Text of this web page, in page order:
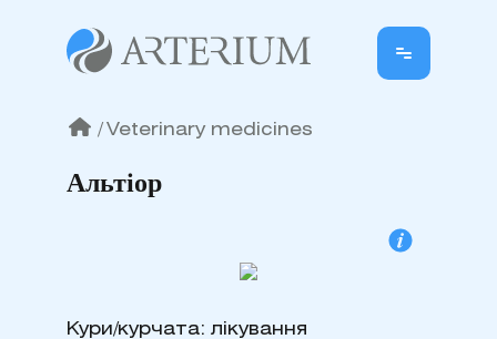
/ Veterinary medicines
Альтіор
Кури/курчата: лікування